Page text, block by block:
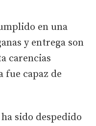
en una
y entrega son
carencias
fue capaz de
sido despedido